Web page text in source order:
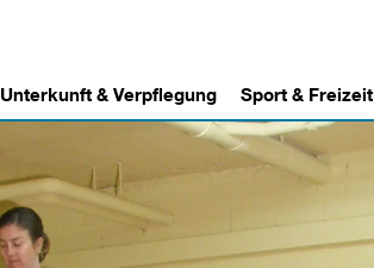
Unterkunft & Verpflegung Sport & Freizeit